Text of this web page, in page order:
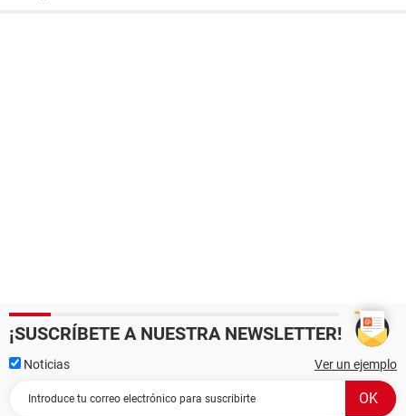
¡SUSCRÍBETE A NUESTRA NEWSLETTER!
Noticias Ver un ejemplo